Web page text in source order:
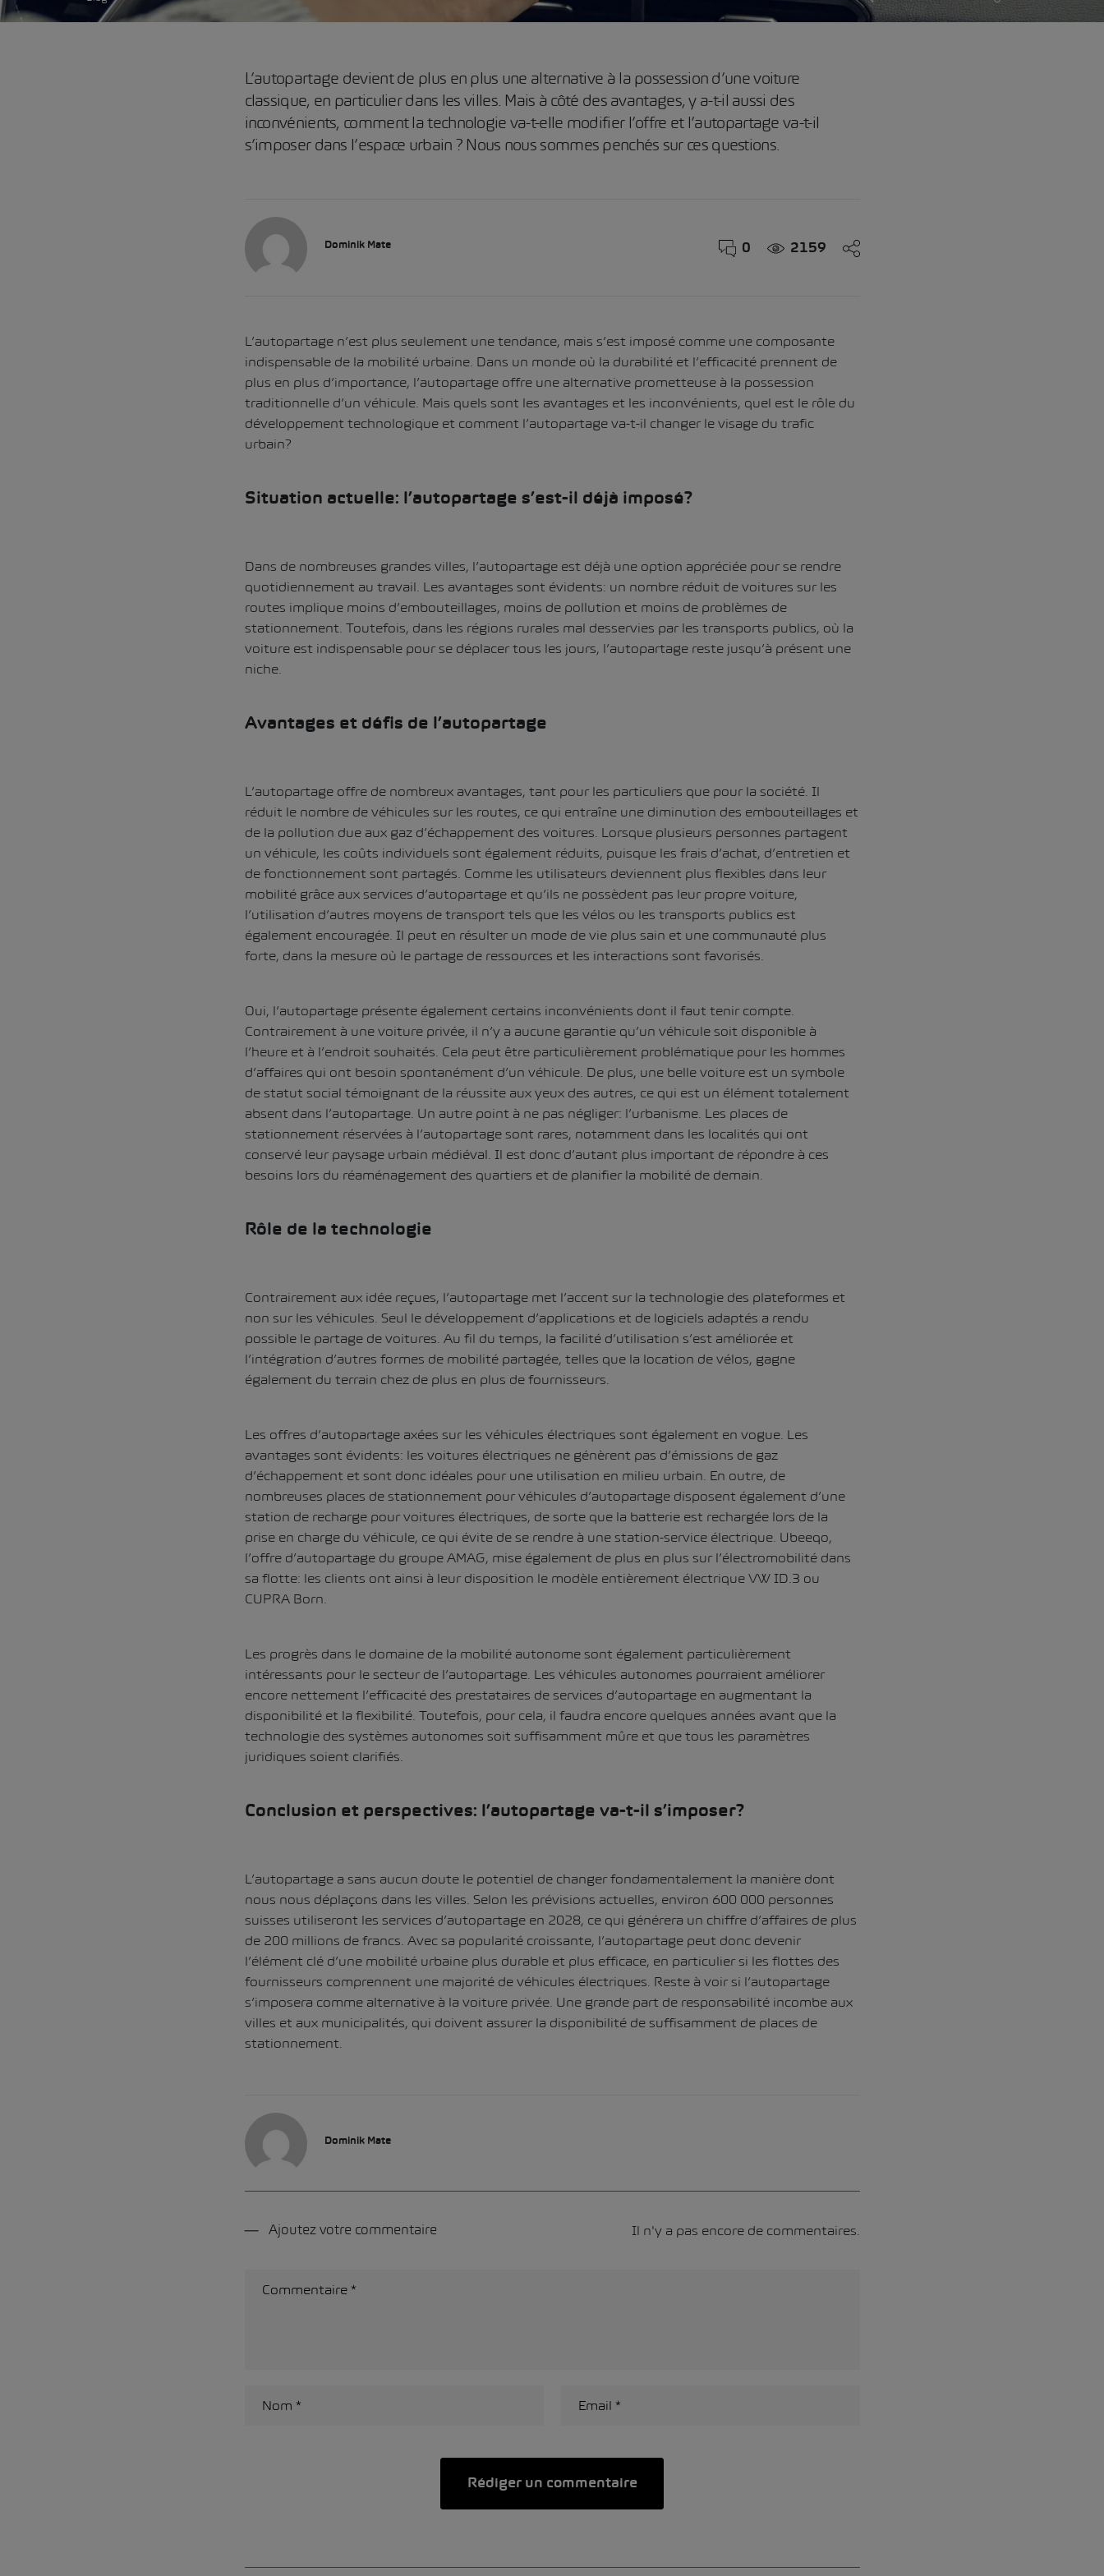
L’autopartage devient de plus en plus une alternative à la possession d’une voiture
classique, en particulier dans les villes. Mais à côté des avantages, y a-t-il aussi des
inconvénients, comment la technologie va-t-elle modifier l’offre et l’autopartage va-t-il
s’imposer dans l’espace urbain ? Nous nous sommes penchés sur ces questions.
Dominik Mate 0 2159
L’autopartage n’est plus seulement une tendance, mais s’est imposé comme une composante
indispensable de la mobilité urbaine. Dans un monde où la durabilité et l’efficacité prennent de
plus en plus d’importance, l’autopartage offre une alternative prometteuse à la possession
traditionnelle d’un véhicule. Mais quels sont les avantages et les inconvénients, quel est le rôle du
développement technologique et comment l’autopartage va-t-il changer le visage du trafic
urbain?
Situation actuelle: l’autopartage s’est-il déjà imposé?
Dans de nombreuses grandes villes, l’autopartage est déjà une option appréciée pour se rendre
quotidiennement au travail. Les avantages sont évidents: un nombre réduit de voitures sur les
routes implique moins d’embouteillages, moins de pollution et moins de problèmes de
stationnement. Toutefois, dans les régions rurales mal desservies par les transports publics, où la
voiture est indispensable pour se déplacer tous les jours, l’autopartage reste jusqu’à présent une
niche.
Avantages et défis de l’autopartage
L’autopartage offre de nombreux avantages, tant pour les particuliers que pour la société. Il
réduit le nombre de véhicules sur les routes, ce qui entraîne une diminution des embouteillages et
de la pollution due aux gaz d’échappement des voitures. Lorsque plusieurs personnes partagent
un véhicule, les coûts individuels sont également réduits, puisque les frais d’achat, d’entretien et
de fonctionnement sont partagés. Comme les utilisateurs deviennent plus flexibles dans leur
mobilité grâce aux services d’autopartage et qu’ils ne possèdent pas leur propre voiture,
l’utilisation d’autres moyens de transport tels que les vélos ou les transports publics est
également encouragée. Il peut en résulter un mode de vie plus sain et une communauté plus
forte, dans la mesure où le partage de ressources et les interactions sont favorisés.
Oui, l’autopartage présente également certains inconvénients dont il faut tenir compte.
Contrairement à une voiture privée, il n’y a aucune garantie qu’un véhicule soit disponible à
l’heure et à l’endroit souhaités. Cela peut être particulièrement problématique pour les hommes
d’affaires qui ont besoin spontanément d’un véhicule. De plus, une belle voiture est un symbole
de statut social témoignant de la réussite aux yeux des autres, ce qui est un élément totalement
absent dans l’autopartage. Un autre point à ne pas négliger: l’urbanisme. Les places de
stationnement réservées à l’autopartage sont rares, notamment dans les localités qui ont
conservé leur paysage urbain médiéval. Il est donc d’autant plus important de répondre à ces
besoins lors du réaménagement des quartiers et de planifier la mobilité de demain.
Rôle de la technologie
Contrairement aux idée reçues, l’autopartage met l’accent sur la technologie des plateformes et
non sur les véhicules. Seul le développement d’applications et de logiciels adaptés a rendu
possible le partage de voitures. Au fil du temps, la facilité d’utilisation s’est améliorée et
l’intégration d’autres formes de mobilité partagée, telles que la location de vélos, gagne
également du terrain chez de plus en plus de fournisseurs.
Les offres d’autopartage axées sur les véhicules électriques sont également en vogue. Les
avantages sont évidents: les voitures électriques ne génèrent pas d’émissions de gaz
d’échappement et sont donc idéales pour une utilisation en milieu urbain. En outre, de
nombreuses places de stationnement pour véhicules d’autopartage disposent également d’une
station de recharge pour voitures électriques, de sorte que la batterie est rechargée lors de la
prise en charge du véhicule, ce qui évite de se rendre à une station-service électrique. Ubeeqo,
l’offre d’autopartage du groupe AMAG, mise également de plus en plus sur l’électromobilité dans
sa flotte: les clients ont ainsi à leur disposition le modèle entièrement électrique VW ID.3 ou
CUPRA Born.
Les progrès dans le domaine de la mobilité autonome sont également particulièrement
intéressants pour le secteur de l’autopartage. Les véhicules autonomes pourraient améliorer
encore nettement l’efficacité des prestataires de services d’autopartage en augmentant la
disponibilité et la flexibilité. Toutefois, pour cela, il faudra encore quelques années avant que la
technologie des systèmes autonomes soit suffisamment mûre et que tous les paramètres
juridiques soient clarifiés.
Conclusion et perspectives: l’autopartage va-t-il s’imposer?
L’autopartage a sans aucun doute le potentiel de changer fondamentalement la manière dont
nous nous déplaçons dans les villes. Selon les prévisions actuelles, environ 600 000 personnes
suisses utiliseront les services d’autopartage en 2028, ce qui générera un chiffre d’affaires de plus
de 200 millions de francs. Avec sa popularité croissante, l’autopartage peut donc devenir
l’élément clé d’une mobilité urbaine plus durable et plus efficace, en particulier si les flottes des
fournisseurs comprennent une majorité de véhicules électriques. Reste à voir si l’autopartage
s’imposera comme alternative à la voiture privée. Une grande part de responsabilité incombe aux
villes et aux municipalités, qui doivent assurer la disponibilité de suffisamment de places de
stationnement.
Dominik Mate
Ajoutez votre commentaire Il n'y a pas encore de commentaires.